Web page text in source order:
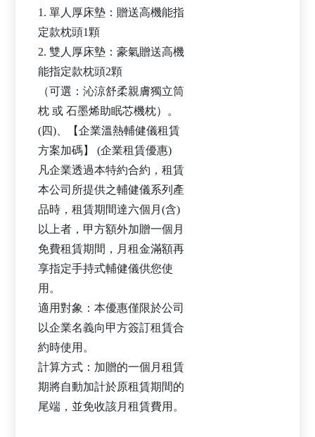
1. 單人厚床墊：贈送高機能指
定款枕頭1顆
2. 雙人厚床墊：豪氣贈送高機
能指定款枕頭2顆
（可選：沁涼舒柔親膚獨立筒
枕 或 石墨烯助眠芯機枕）。
(四)、【企業溫熱輔健儀租賃
方案加碼】 (企業租賃優惠)
凡企業透過本特約合約，租賃
本公司所提供之輔健儀系列產
品時，租賃期間達六個月(含)
以上者，甲方額外加贈一個月
免費租賃期間，月租金滿額再
享指定手持式輔健儀供您使
用。
適用對象：本優惠僅限於公司
以企業名義向甲方簽訂租賃合
約時使用。
計算方式：加贈的一個月租賃
期將自動加計於原租賃期間的